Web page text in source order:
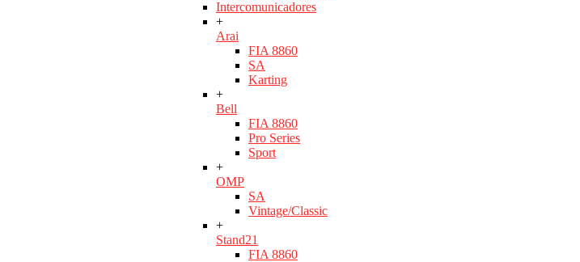
Intercomunicadores
+
Arai
FIA 8860
SA
Karting
+
Bell
FIA 8860
Pro Series
Sport
+
OMP
SA
Vintage/Classic
+
Stand21
FIA 8860